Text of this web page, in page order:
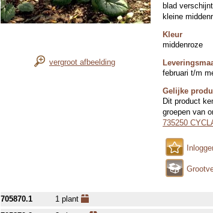
vergroot afbeelding
blad
kleine
Kleur
middenroze
februari t/m
Gelijke
Dit product
groepen van
735250
705870.1 1 plant